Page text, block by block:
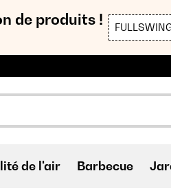
de produits !
de l'air Barbecue